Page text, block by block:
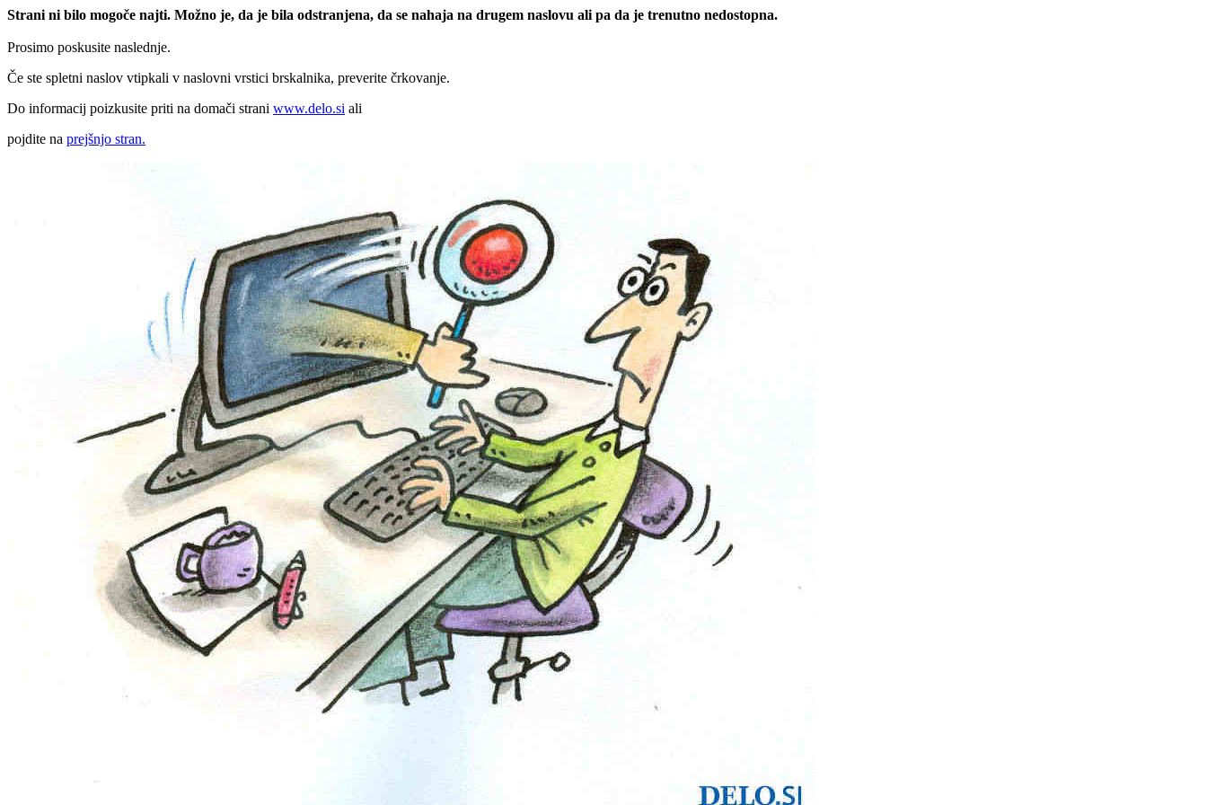
Strani ni bilo mogoče najti. Možno je, da je bila odstranjena, da se nahaja na drugem naslovu ali pa da je trenutno nedostopna.
Prosimo poskusite naslednje.
Če ste spletni naslov vtipkali v naslovni vrstici brskalnika, preverite črkovanje.
Do informacij poizkusite priti na domači strani www.delo.si ali
pojdite na prejšnjo stran.